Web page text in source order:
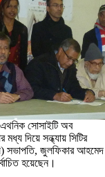
এথনিক সোসাইটি অব
মধ্য দিয়ে সন্ধ্যায় সিটির
সভাপতি, জুলফিকার আহমেদ
হয়েছেন।